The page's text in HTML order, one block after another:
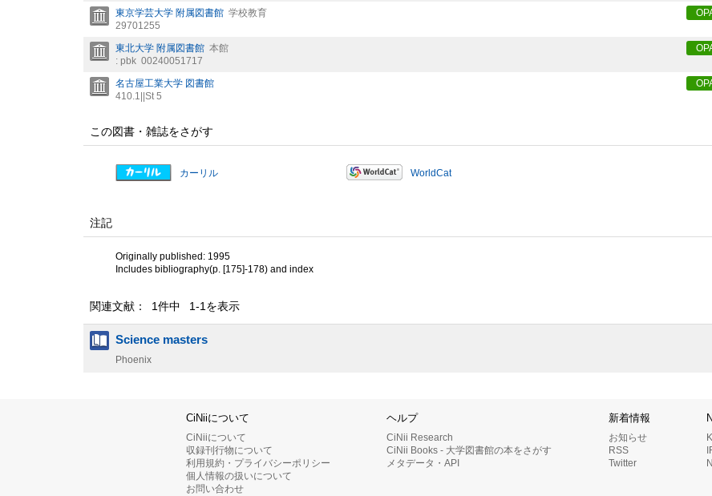
東京学芸大学 附属図書館 学校教育
29701255
東北大学 附属図書館 本館
: pbk 00240051717
名古屋工業大学 図書館
410.1||St 5
この図書・雑誌をさがす
カーリル WorldCat
注記
Originally published: 1995
Includes bibliography(p. [175]-178) and index
関連文献： 1件中 1-1を表示
Science masters
Phoenix
CiNiiについて
CiNiiについて
収録刊行物について
利用規約・プライバシーポリシー
個人情報の扱いについて
お問い合わせ
ヘルプ
CiNii Research
CiNii Books - 大学図書館の本をさがす
メタデータ・API
新着情報
お知らせ
RSS
Twitter